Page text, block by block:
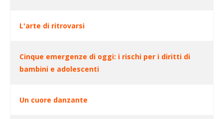
L'arte di ritrovarsi
Cinque emergenze di oggi: i rischi per i diritti di
bambini e adolescenti
Un cuore danzante